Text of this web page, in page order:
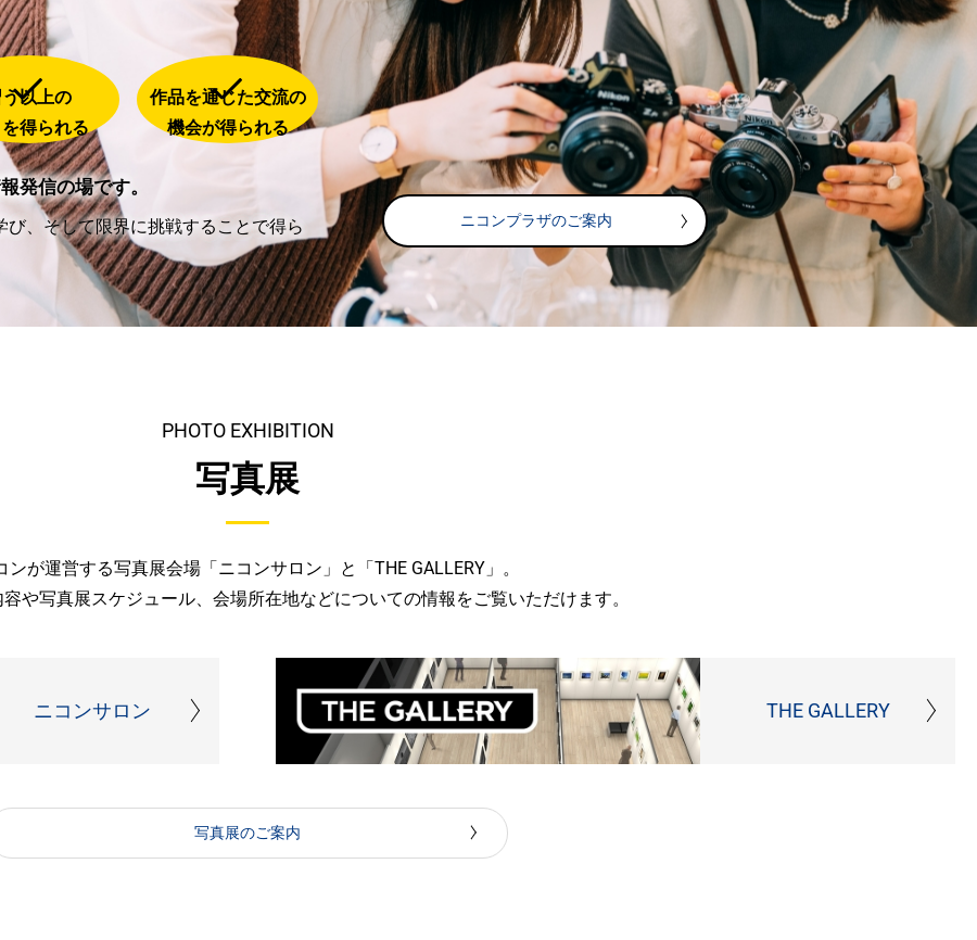
以上の
得られる
作品を通じた交流の
機会が得られる
発信の場です。
、そして限界に挑戦することで得ら
ニコンプラザのご案内
PHOTO EXHIBITION
写真展
ンが運営する写真展会場「ニコンサロン」と「THE GALLERY」。
や写真展スケジュール、会場所在地などについての情報をご覧いただけます。
ニコンサロン THE GALLERY
写真展のご案内